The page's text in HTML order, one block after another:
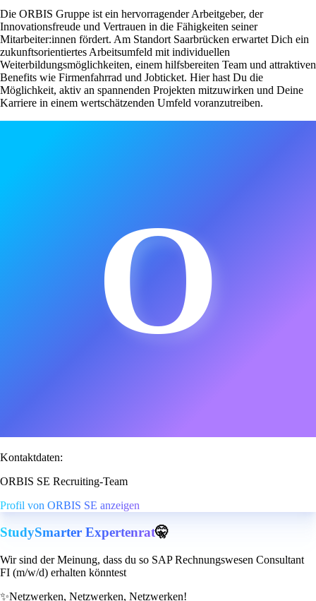
Die ORBIS Gruppe ist ein hervorragender Arbeitgeber, der
Innovationsfreude und Vertrauen in die Fähigkeiten seiner
Mitarbeiter:innen fördert. Am Standort Saarbrücken erwartet Dich ein
zukunftsorientiertes Arbeitsumfeld mit individuellen
Weiterbildungsmöglichkeiten, einem hilfsbereiten Team und attraktiven
Benefits wie Firmenfahrrad und Jobticket. Hier hast Du die
Möglichkeit, aktiv an spannenden Projekten mitzuwirken und Deine
Karriere in einem wertschätzenden Umfeld voranzutreiben.
O
Kontaktdaten:
ORBIS SE Recruiting-Team
Profil von ORBIS SE anzeigen
StudySmarter Expertenrat🤫
Wir sind der Meinung, dass du so SAP Rechnungswesen Consultant
FI (m/w/d) erhalten könntest
✨Netzwerken, Netzwerken, Netzwerken!